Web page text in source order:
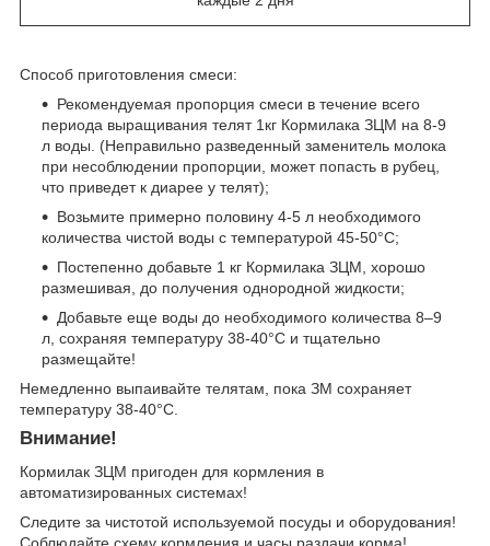
Способ приготовления смеси:
Рекомендуемая пропорция смеси в течение всего
периода выращивания телят 1кг Кормилака ЗЦМ на 8-9
л воды. (Неправильно разведенный заменитель молока
при несоблюдении пропорции, может попасть в рубец,
что приведет к диарее у телят);
Возьмите примерно половину 4-5 л необходимого
количества чистой воды с температурой 45-50°С;
Постепенно добавьте 1 кг Кормилака ЗЦМ, хорошо
размешивая, до получения однородной жидкости;
Добавьте еще воды до необходимого количества 8–9
л, сохраняя температуру 38-40°С и тщательно
размещайте!
Немедленно выпаивайте телятам, пока ЗМ сохраняет
температуру 38-40°С.
Внимание!
Кормилак ЗЦМ пригоден для кормления в
автоматизированных системах!
Следите за чистотой используемой посуды и оборудования!